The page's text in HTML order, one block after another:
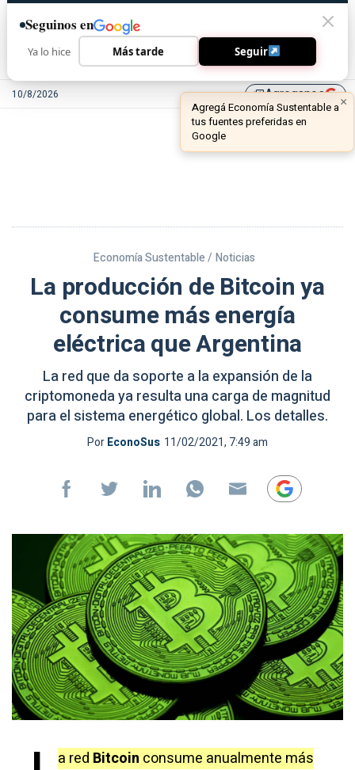
10/8/2026 library_addAgreganos
Economía Sustentable / Noticias
La producción de Bitcoin ya
consume más energía
eléctrica que Argentina
La red que da soporte a la expansión de la
criptomoneda ya resulta una carga de magnitud
para el sistema energético global. Los detalles.
PorEconoSus 11/02/2021, 7:49 am
a red Bitcoin consume anualmente más
Seguinos en
Ya lo hice Más tarde Seguir